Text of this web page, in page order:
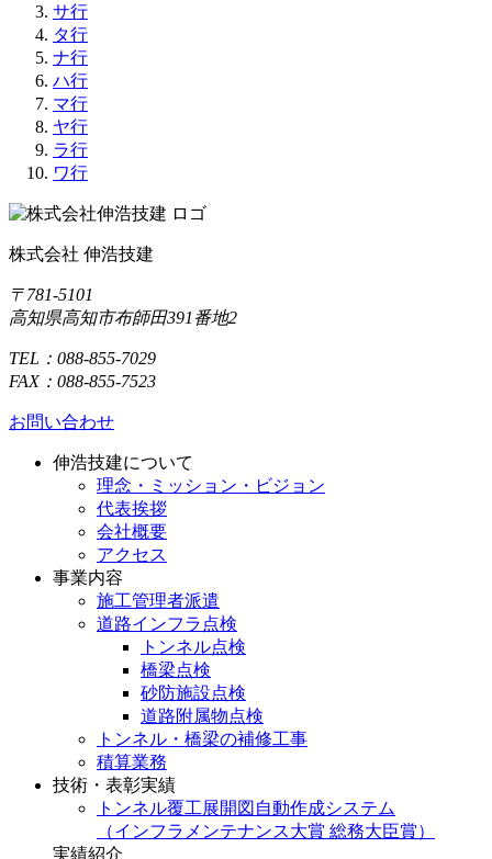
サ行
タ行
ナ行
ハ行
マ行
ヤ行
ラ行
ワ行
株式会社 伸浩技建
〒781-5101
高知県高知市布師田391番地2
TEL：088-855-7029
FAX：088-855-7523
お問い合わせ
伸浩技建について
理念・ミッション・ビジョン
代表挨拶
会社概要
アクセス
事業内容
施工管理者派遣
道路インフラ点検
トンネル点検
橋梁点検
砂防施設点検
道路附属物点検
トンネル・橋梁の補修工事
積算業務
技術・表彰実績
トンネル覆工展開図自動作成システム
（インフラメンテナンス大賞 総務大臣賞）
実績紹介